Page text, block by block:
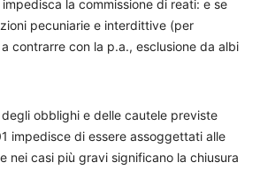
la commissione di reati: e se
pecuniarie e interdittive (per
contrarre con la p.a., esclusione da albi
degli obblighi e delle cautele previste
impedisce di essere assoggettati alle
nei casi più gravi significano la chiusura